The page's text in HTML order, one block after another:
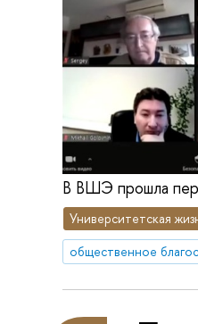
В ВШЭ прошла
Университетская
общественное